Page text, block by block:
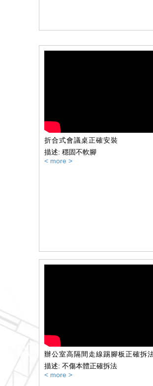
折合式會議桌正確安裝
描述: 穩固不軟腳
< more >
辦公室高隔間走線踢腳板正確拆
描述: 不傷本體正確拆法
< more >